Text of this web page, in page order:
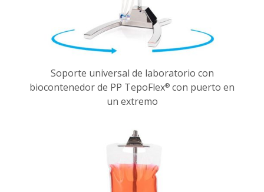
Soporte universal de laboratorio con
biocontenedor de PP TepoFlex® con puerto en
un extremo